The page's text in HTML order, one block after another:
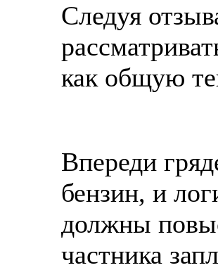
Следуя
как общую
Впереди
бензин, и
должны
частника